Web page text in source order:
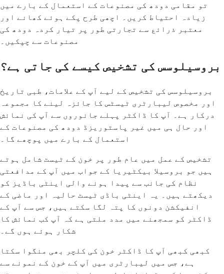
تو مقامی دودھ کی مصنوعات کے استعمال کے بارے میں
زیادہ احتیاط کریں۔ اچھی طرح پکے ہوئے کھانے اور
معتبر ذرائع سے تجارتی طور پر تیار کردہ دودھ کی
مصنوعات سے چپکیں۔
بروسیلوسس کی تشخیص کیسے کی جاتی ہے؟
بروسیلوسس کی تشخیص کے لیے آپ کے علامات، طبی تاریخ
اور مخصوص لیبارٹری ٹیسٹس کا جائزہ لینے کا مجموعہ
درکار ہے۔ آپ کا ڈاکٹر پہلے جانوروں سے آپ کی نمائش
اور حال ہی میں غیر پاستوریزڈ دودھ کی مصنوعات کے
استعمال کے بارے میں پوچھے گا۔
تشخیص کے عمل میں عام طور پر خون کے ٹیسٹ شامل ہوتے
ہیں جو بروسیلا بیکٹیریا کے جواب میں آپ کے مدافعتی
نظام کی جانب سے پیدا ہونے والی اینٹی باڈیز کو
دیکھتے ہیں۔ یہ اینٹی باڈی ٹیسٹ حالیہ اور ماضی کے
انفیکشن دونوں کا پتہ لگا سکتے ہیں، جس سے آپ کے
ڈاکٹر کو سمجھنے میں مدد ملتی ہے کہ آپ کب نمائش کا
شکار ہوئے ہوں گے۔
کبھی کبھی آپ کا ڈاکٹر خون کی کلچر بھی منگوا سکتا
ہے، جس میں لیبارٹری میں آپ کے خون کے نمونے سے